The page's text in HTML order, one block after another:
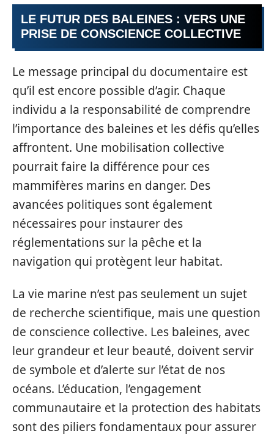
LE FUTUR DES BALEINES : VERS UNE
PRISE DE CONSCIENCE COLLECTIVE
Le message principal du documentaire est
qu’il est encore possible d’agir. Chaque
individu a la responsabilité de comprendre
l’importance des baleines et les défis qu’elles
affrontent. Une mobilisation collective
pourrait faire la différence pour ces
mammifères marins en danger. Des
avancées politiques sont également
nécessaires pour instaurer des
réglementations sur la pêche et la
navigation qui protègent leur habitat.
La vie marine n’est pas seulement un sujet
de recherche scientifique, mais une question
de conscience collective. Les baleines, avec
leur grandeur et leur beauté, doivent servir
de symbole et d’alerte sur l’état de nos
océans. L’éducation, l’engagement
communautaire et la protection des habitats
sont des piliers fondamentaux pour assurer